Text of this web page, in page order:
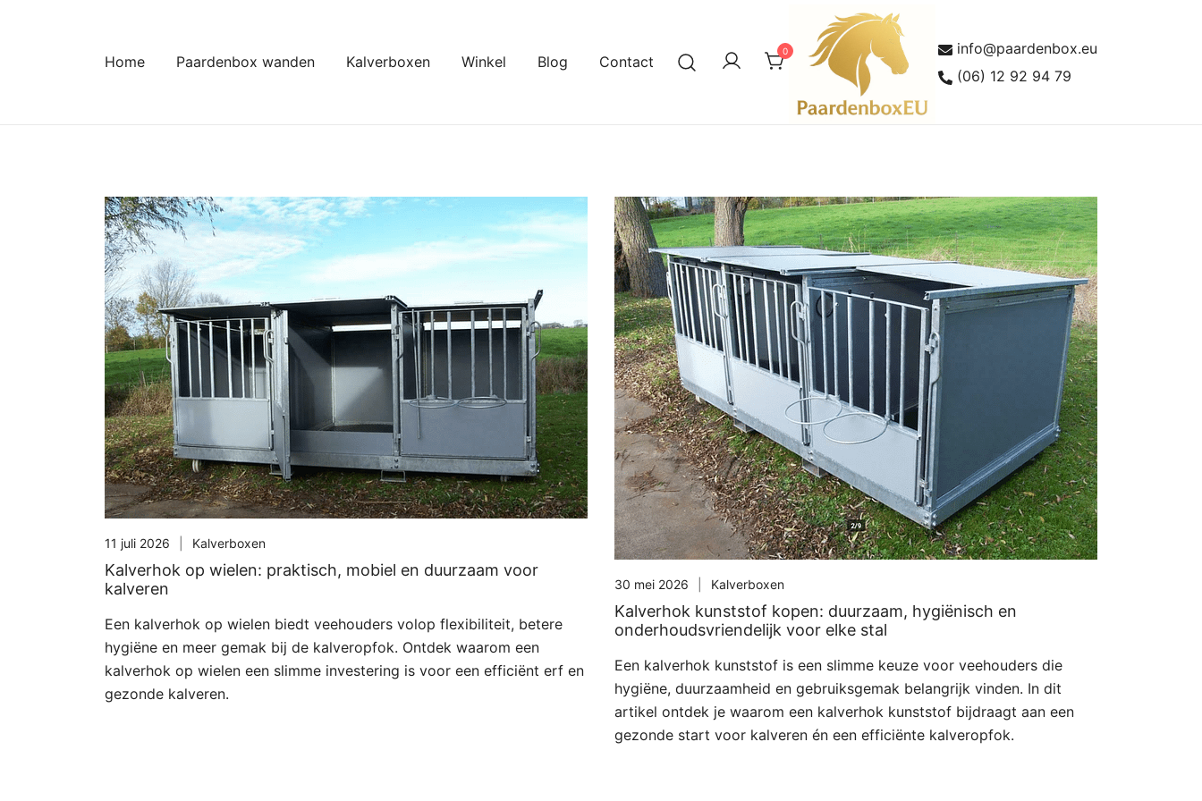
Home Paardenbox wanden Kalverboxen Winkel Blog Contact
0
info@paardenbox.eu
(06) 12 92 94 79
11 juli 2026 Kalverboxen
Kalverhok op wielen: praktisch, mobiel en duurzaam voor
kalveren
Een kalverhok op wielen biedt veehouders volop flexibiliteit, betere
hygiëne en meer gemak bij de kalveropfok. Ontdek waarom een
kalverhok op wielen een slimme investering is voor een efficiënt erf en
gezonde kalveren.
30 mei 2026 Kalverboxen
Kalverhok kunststof kopen: duurzaam, hygiënisch en
onderhoudsvriendelijk voor elke stal
Een kalverhok kunststof is een slimme keuze voor veehouders die
hygiëne, duurzaamheid en gebruiksgemak belangrijk vinden. In dit
artikel ontdek je waarom een kalverhok kunststof bijdraagt aan een
gezonde start voor kalveren én een efficiënte kalveropfok.